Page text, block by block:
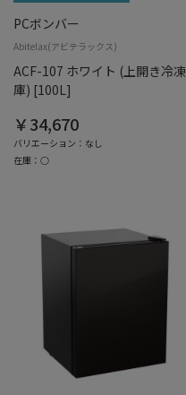
PCボンバー
Abitelax(アビテラックス)
ACF-107 ホワイト (上開き冷凍
庫) [100L]
￥34,670
バリエーション：なし
在庫：○